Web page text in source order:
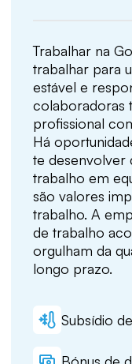
Trabalhar na
trabalhar para
estável e
colaboradoras
profissional
Há
te desenvolver
trabalho em
são valores
trabalho. A
de trabalho
orgulham da
longo prazo.
Subsídio
Bónus de